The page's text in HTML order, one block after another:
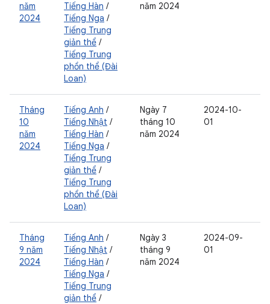
năm
2024
Tiếng Hàn /
Tiếng Nga /
Tiếng Trung
giản thể /
Tiếng Trung
phồn thể (Đài
Loan)
năm 2024
Tháng
10
năm
2024
Tiếng Anh /
Tiếng Nhật /
Tiếng Hàn /
Tiếng Nga /
Tiếng Trung
giản thể /
Tiếng Trung
phồn thể (Đài
Loan)
Ngày 7
tháng 10
năm 2024
2024-10-
01
Tháng
9 năm
2024
Tiếng Anh /
Tiếng Nhật /
Tiếng Hàn /
Tiếng Nga /
Tiếng Trung
giản thể /
Ngày 3
tháng 9
năm 2024
2024-09-
01